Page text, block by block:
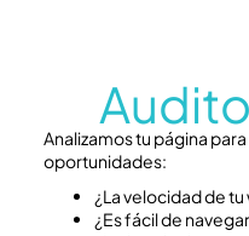
Analizamos tu página
oportunidades:
¿La velocidad de
¿Es fácil de